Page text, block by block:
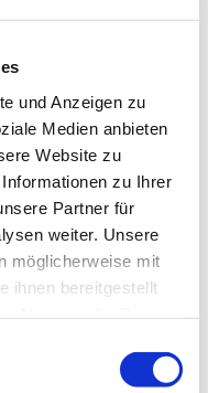
und Anzeigen zu
Medien anbieten
Website zu
zu Ihrer
Partner für
weiter. Unsere
möglicherweise mit
ihnen bereitgestellt
- Aufklärungsmerkblatt +
(PDFs)
- Aufklärungsmerkblatt +
& Johnson (PDFs)